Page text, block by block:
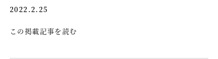
2022.2.25
この掲載記事を読む